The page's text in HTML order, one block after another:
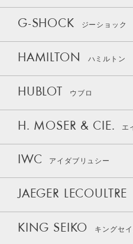
G-SHOCK ジーショック
HAMILTON ハミルトン
HUBLOT ウブロ
H. MOSER & CIE. エ
IWC アイダブリュシー
JAEGER LECOULTRE
KING SEIKO キングセ